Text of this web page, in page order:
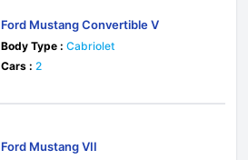
Ford Mustang Convertible V
Body Type : Cabriolet
Cars : 2
Ford Mustang VII